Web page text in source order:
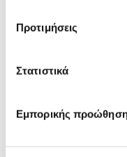
Προτιμήσεις
Στατιστικά
Εμπορικής